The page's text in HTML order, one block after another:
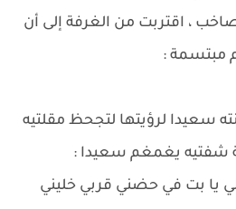
، اقتربت من الغرفة إلى أن
مبتسمة :
سعيدا لرؤيتها لتجحظ مقلتيه
شفتيه يغمغم سعيدا :
يا بت في حضني قربي خليني